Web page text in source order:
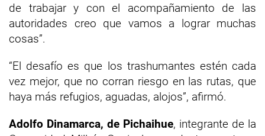
de trabajar y con el acompañamiento de las
autoridades creo que vamos a lograr muchas
cosas”.
“El desafío es que los trashumantes estén cada
vez mejor, que no corran riesgo en las rutas, que
haya más refugios, aguadas, alojos”, afirmó.
Adolfo Dinamarca, de Pichaihue, integrante de la